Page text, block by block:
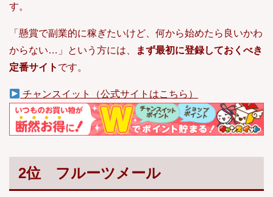
す。
「懸賞で副業的に稼ぎたいけど、何から始めたら良いかわ
からない…」という方には、
まず最初に登録しておくべき
定番サイト です。
チャンスイット（公式サイトはこちら）
2位 フルーツメール